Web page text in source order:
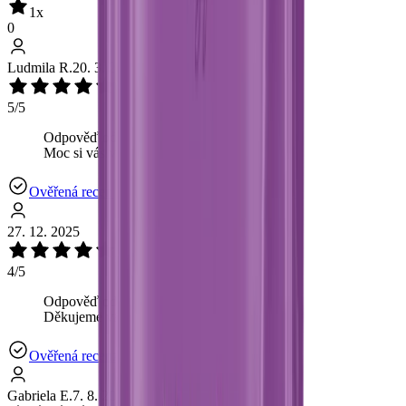
1x
0
Ludmila R.20. 3. 2026
5/5
Odpověď od OchutnejOřech.cz:
Moc si vás vážíme! 💕
Ověřená recenze
27. 12. 2025
4/5
Odpověď od OchutnejOřech.cz:
Děkujeme vám! ❤️
Ověřená recenze
Gabriela E.7. 8. 2025